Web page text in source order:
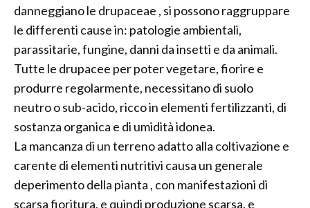
danneggiano le drupaceae , si possono raggruppare
le differenti cause in: patologie ambientali,
parassitarie, fungine, danni da insetti e da animali.
Tutte le drupacee per poter vegetare, fiorire e
produrre regolarmente, necessitano di suolo
neutro o sub-acido, ricco in elementi fertilizzanti, di
sostanza organica e di umidità idonea.
La mancanza di un terreno adatto alla coltivazione e
carente di elementi nutritivi causa un generale
deperimento della pianta , con manifestazioni di
scarsa fioritura, e quindi produzione scarsa, e